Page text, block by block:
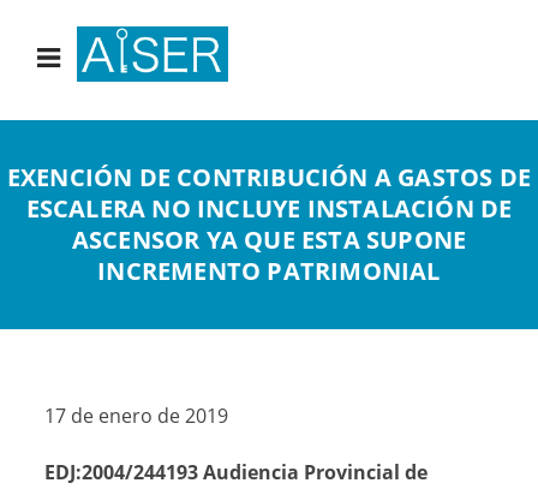
EXENCIÓN DE CONTRIBUCIÓN A GASTOS DE
ESCALERA NO INCLUYE INSTALACIÓN DE
ASCENSOR YA QUE ESTA SUPONE
INCREMENTO PATRIMONIAL
17 de enero de 2019
EDJ:2004/244193 Audiencia Provincial de